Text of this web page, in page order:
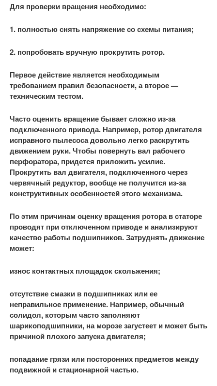
Для проверки вращения необходимо:
1. полностью снять напряжение со схемы питания;
2. попробовать вручную прокрутить ротор.
Первое действие является необходимым
требованием правил безопасности, а второе —
техническим тестом.
Часто оценить вращение бывает сложно из-за
подключенного привода. Например, ротор двигателя
исправного пылесоса довольно легко раскрутить
движением руки. Чтобы повернуть вал рабочего
перфоратора, придется приложить усилие.
Прокрутить вал двигателя, подключенного через
червячный редуктор, вообще не получится из-за
конструктивных особенностей этого механизма.
По этим причинам оценку вращения ротора в статоре
проводят при отключенном приводе и анализируют
качество работы подшипников. Затруднять движение
может:
износ контактных площадок скольжения;
отсутствие смазки в подшипниках или ее
неправильное применение. Например, обычный
солидол, которым часто заполняют
шарикоподшипники, на морозе загустеет и может быть
причиной плохого запуска двигателя;
попадание грязи или посторонних предметов между
подвижной и стационарной частью.